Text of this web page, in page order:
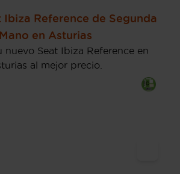
Ibiza Reference de Segunda
Mano en Asturias
nuevo Seat Ibiza Reference en
al mejor precio.